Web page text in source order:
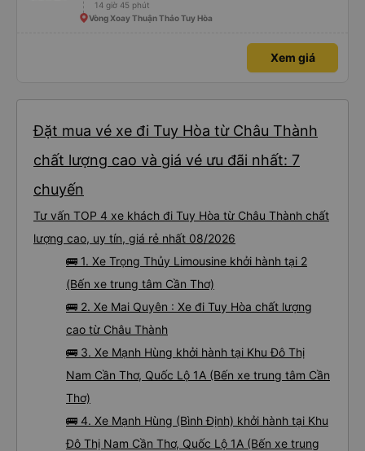
tuyến đường này. Tôi thực sự hy vọng rằng trong tương lai các tài xế sẽ
dừng xe thường xuyên theo lịch trình, đặc biệt là vì tôi dự định sẽ đi tuyến
đường này một lần nữa vào tuần tới.
14 giờ 45 phút
Vòng Xoay Thuận Thảo Tuy Hòa
Xem giá
Đặt mua vé xe đi Tuy Hòa từ Châu Thành
chất lượng cao và giá vé ưu đãi nhất: 7
chuyến
Tư vấn TOP 4 xe khách đi Tuy Hòa từ Châu Thành chất
lượng cao, uy tín, giá rẻ nhất 08/2026
🚌 1. Xe Trọng Thủy Limousine khởi hành tại 2
(Bến xe trung tâm Cần Thơ)
🚌 2. Xe Mai Quyên : Xe đi Tuy Hòa chất lượng
cao từ Châu Thành
🚌 3. Xe Mạnh Hùng khởi hành tại Khu Đô Thị
Nam Cần Thơ, Quốc Lộ 1A (Bến xe trung tâm Cần
Thơ)
🚌 4. Xe Mạnh Hùng (Bình Định) khởi hành tại Khu
Đô Thị Nam Cần Thơ, Quốc Lộ 1A (Bến xe trung